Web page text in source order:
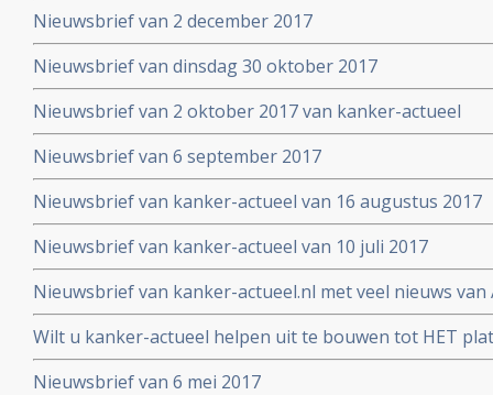
Nieuwsbrief van 2 december 2017
Nieuwsbrief van dinsdag 30 oktober 2017
Nieuwsbrief van 2 oktober 2017 van kanker-actueel
Nieuwsbrief van 6 september 2017
Nieuwsbrief van kanker-actueel van 16 augustus 2017
Nieuwsbrief van kanker-actueel van 10 juli 2017
Nieuwsbrief van kanker-actueel.nl met veel nieuws van
2017
Wilt u kanker-actueel helpen uit te bouwen tot HET
hun naasten?
Nieuwsbrief van 6 mei 2017